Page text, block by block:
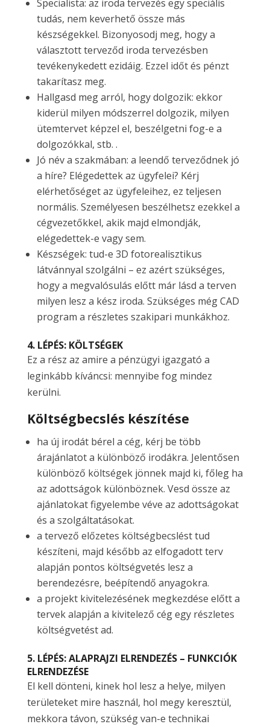
Specialista: az iroda tervezés egy speciális
tudás, nem keverhető össze más
készségekkel. Bizonyosodj meg, hogy a
választott terveződ iroda tervezésben
tevékenykedett ezidáig. Ezzel időt és pénzt
takarítasz meg.
Hallgasd meg arról, hogy dolgozik: ekkor
kiderül milyen módszerrel dolgozik, milyen
ütemtervet képzel el, beszélgetni fog-e a
dolgozókkal, stb. .
Jó név a szakmában: a leendő terveződnek jó
a híre? Elégedettek az ügyfelei? Kérj
elérhetőséget az ügyfeleihez, ez teljesen
normális. Személyesen beszélhetsz ezekkel a
cégvezetőkkel, akik majd elmondják,
elégedettek-e vagy sem.
Készségek: tud-e 3D fotorealisztikus
látvánnyal szolgálni – ez azért szükséges,
hogy a megvalósulás előtt már lásd a terven
milyen lesz a kész iroda. Szükséges még CAD
program a részletes szakipari munkákhoz.
4. LÉPÉS: KÖLTSÉGEK
Ez a rész az amire a pénzügyi igazgató a
leginkább kíváncsi: mennyibe fog mindez
kerülni.
Költségbecslés készítése
ha új irodát bérel a cég, kérj be több
árajánlatot a különböző irodákra. Jelentősen
különböző költségek jönnek majd ki, főleg ha
az adottságok különböznek. Vesd össze az
ajánlatokat figyelembe véve az adottságokat
és a szolgáltatásokat.
a tervező előzetes költségbecslést tud
készíteni, majd később az elfogadott terv
alapján pontos költségvetés lesz a
berendezésre, beépítendő anyagokra.
a projekt kivitelezésének megkezdése előtt a
tervek alapján a kivitelező cég egy részletes
költségvetést ad.
5. LÉPÉS: ALAPRAJZI ELRENDEZÉS – FUNKCIÓK
ELRENDEZÉSE
El kell dönteni, kinek hol lesz a helye, milyen
területeket mire használ, hol megy keresztül,
mekkora távon, szükség van-e technikai